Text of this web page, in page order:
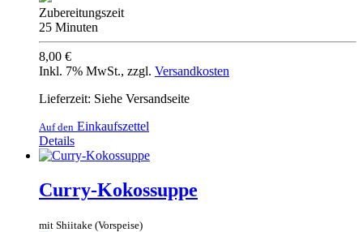
Zubereitungszeit
25 Minuten
8,00 €
Inkl. 7% MwSt., zzgl. Versandkosten
Lieferzeit: Siehe Versandseite
Auf den Einkaufszettel
Details
Curry-Kokossuppe
mit Shiitake (Vorspeise)